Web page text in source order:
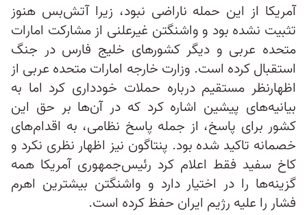
آمریکا از این حمله ناراضی نبود، زیرا آتش‌بس هنوز
تثبیت نشده بود و واشنگتن غیرعلنی از مشارکت امارات
متحده عربی و دیگر کشورهای خلیج فارس در جنگ
استقبال کرده است. وزارت خارجه امارات متحده عربی از
اظهارنظر مستقیم درباره حملات خودداری کرد اما به
بیانیه‌های پیشین اشاره کرد که در آن‌ها بر حق این
کشور برای پاسخ، از جمله پاسخ نظامی، به اقدام‌های
خصمانه تاکید شده بود. پنتاگون نیز اظهار نظری نکرد و
کاخ سفید فقط اعلام کرد رئیس‌جمهوری آمریکا همه
گزینه‌ها را در اختیار دارد و واشنگتن بیشترین اهرم
فشار را علیه رژیم ایران حفظ کرده است.